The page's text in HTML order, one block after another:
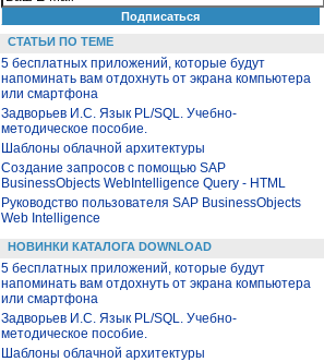
СТАТЬИ ПО ТЕМЕ
5 бесплатных приложений, которые будут
напоминать вам отдохнуть от экрана компьютера
или смартфона
Задворьев И.С. Язык PL/SQL. Учебно-
методическое пособие.
Шаблоны облачной архитектуры
Создание запросов с помощью SAP
BusinessObjects WebIntelligence Query - HTML
Руководство пользователя SAP BusinessObjects
Web Intelligence
НОВИНКИ КАТАЛОГА DOWNLOAD
5 бесплатных приложений, которые будут
напоминать вам отдохнуть от экрана компьютера
или смартфона
Задворьев И.С. Язык PL/SQL. Учебно-
методическое пособие.
Шаблоны облачной архитектуры